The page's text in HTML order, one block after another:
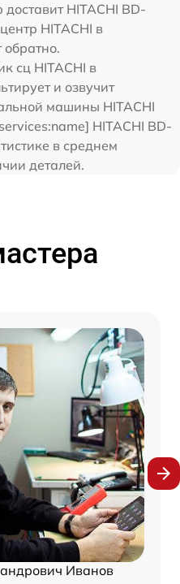
HITACHI BD-
HITACHI в
обратно.
сц HITACHI в
и озвучит
машины HITACHI
HITACHI BD-
в среднем
деталей.
Иванов